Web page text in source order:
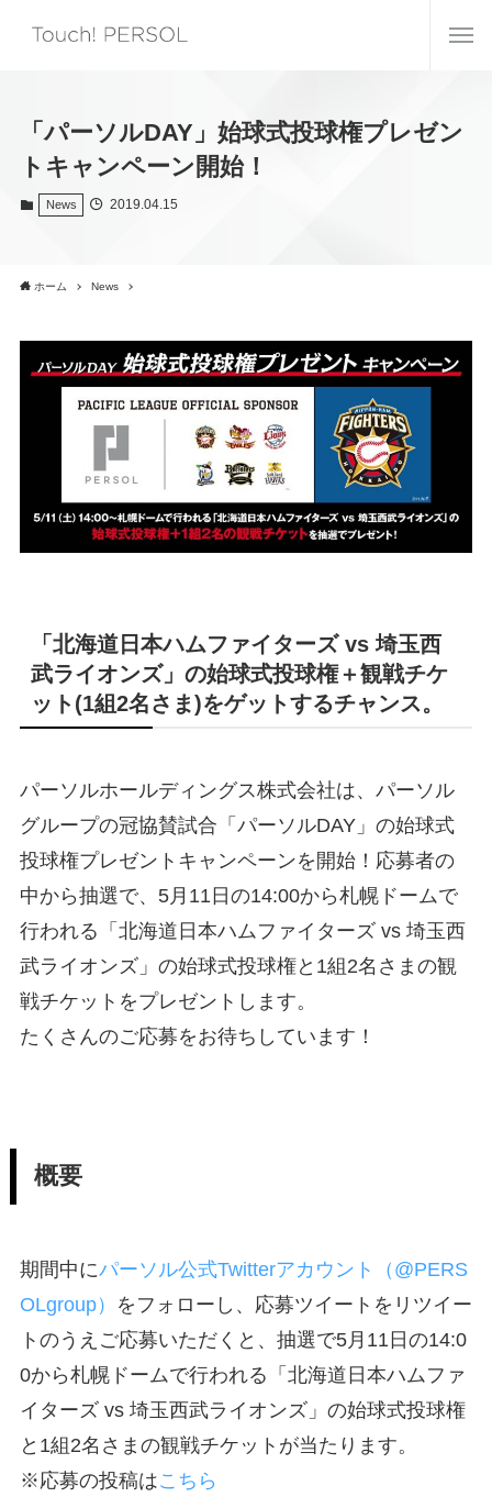
「パーソルDAY」始球式投球権プレゼン
トキャンペーン開始！
News 2019.04.15
ホーム News
「北海道日本ハムファイターズ vs 埼玉西
武ライオンズ」の始球式投球権＋観戦チケ
ット(1組2名さま)をゲットするチャンス。
パーソルホールディングス株式会社は、パーソル
グループの冠協賛試合「パーソルDAY」の始球式
投球権プレゼントキャンペーンを開始！応募者の
中から抽選で、5月11日の14:00から札幌ドームで
行われる「北海道日本ハムファイターズ vs 埼玉西
武ライオンズ」の始球式投球権と1組2名さまの観
戦チケットをプレゼントします。
たくさんのご応募をお待ちしています！
概要
期間中にパーソル公式Twitterアカウント（@PERS
OLgroup）
をフォローし、応募ツイートをリツイー
トのうえご応募いただくと、抽選で5月11日の14:0
0から札幌ドームで行われる「北海道日本ハムファ
イターズ vs 埼玉西武ライオンズ」の始球式投球権
と1組2名さまの観戦チケットが当たります。
※応募の投稿はこちら